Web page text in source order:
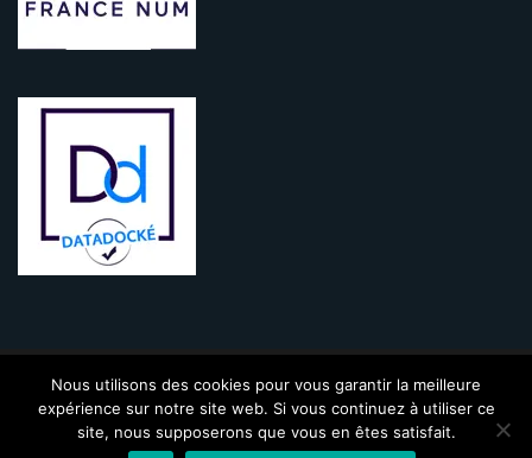
KINIC - 2009-2021 - Tous droits réservés |Mentions légales|CGV
Politique de confidentialité |Contact
Nous utilisons des cookies pour vous garantir la meilleure
expérience sur notre site web. Si vous continuez à utiliser ce
site, nous supposerons que vous en êtes satisfait.